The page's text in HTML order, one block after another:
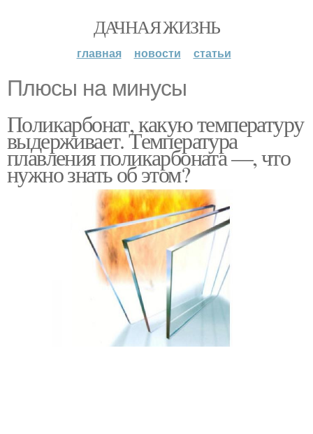
ДАЧНАЯ ЖИЗНЬ
главная новости статьи
Плюсы на минусы
Поликарбонат, какую температуру
выдерживает. Температура
плавления поликарбоната —, что
нужно знать об этом?